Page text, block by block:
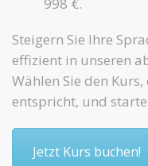
998 €.
Steigern Sie Ihre
effizient in unseren
Wählen Sie den
entspricht, und
Jetzt Kurs buchen!